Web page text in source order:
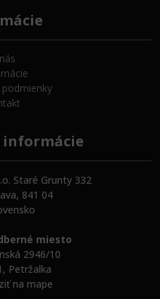
Staré Grunty 332
841 04
miesto
2946/10
Petržalka
na mape